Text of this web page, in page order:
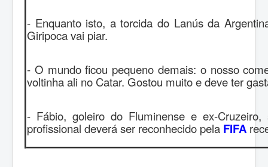
- Enquanto isto, a torcida do Lanús da
Giripoca vai piar.
- O mundo ficou pequeno demais: o nosso
voltinha ali no Catar. Gostou muito e deve ter
- Fábio, goleiro do Fluminense e ex-
profissional deverá ser reconhecido pela FIFA